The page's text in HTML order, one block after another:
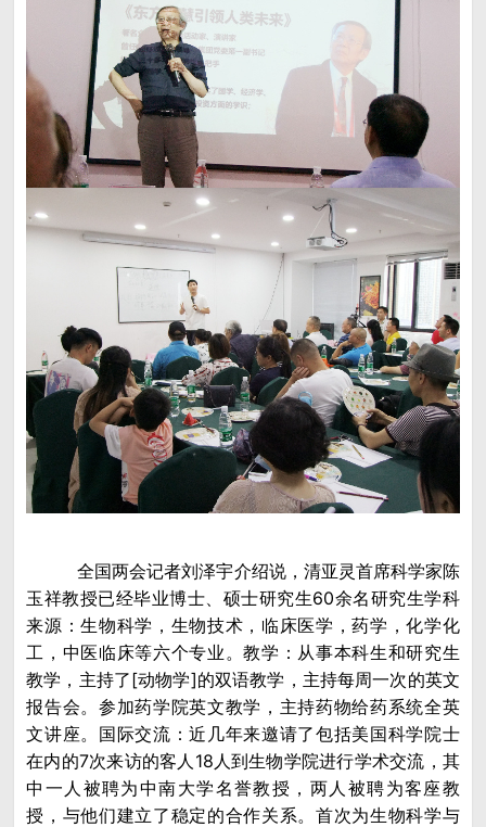
全国两会记者刘泽宇介绍说，清亚灵首席科学家陈
玉祥教授已经毕业博士、硕士研究生60余名研究生学科
来源：生物科学，生物技术，临床医学，药学，化学化
工，中医临床等六个专业。教学：从事本科生和研究生
教学，主持了[动物学]的双语教学，主持每周一次的英文
报告会。参加药学院英文教学，主持药物给药系统全英
文讲座。国际交流：近几年来邀请了包括美国科学院士
在内的7次来访的客人18人到生物学院进行学术交流，其
中一人被聘为中南大学名誉教授，两人被聘为客座教
授，与他们建立了稳定的合作关系。首次为生物科学与